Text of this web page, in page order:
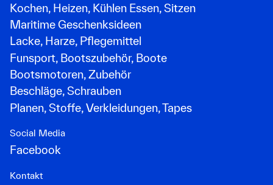
Kochen, Heizen, Kühlen Essen, Sitzen
Maritime Geschenksideen
Lacke, Harze, Pflegemittel
Funsport, Bootszubehör, Boote
Bootsmotoren, Zubehör
Beschläge, Schrauben
Planen, Stoffe, Verkleidungen, Tapes
Social Media
Facebook
Kontakt